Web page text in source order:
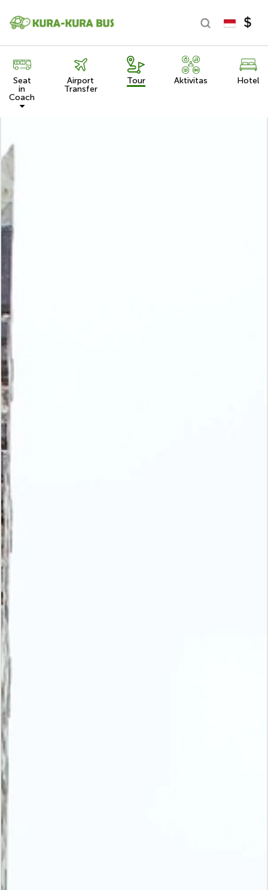
Seat
in
Coach
Airport
Transfer
Tour Aktivitas Hotel